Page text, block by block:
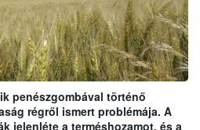
penészgombával történő
régről ismert problémája. A
jelenléte a terméshozamot, és a